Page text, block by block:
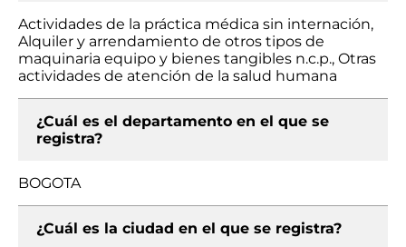
Actividades de la práctica médica sin internación,
Alquiler y arrendamiento de otros tipos de
maquinaria equipo y bienes tangibles n.c.p., Otras
actividades de atención de la salud humana
¿Cuál es el departamento en el que se
registra?
BOGOTA
¿Cuál es la ciudad en el que se registra?